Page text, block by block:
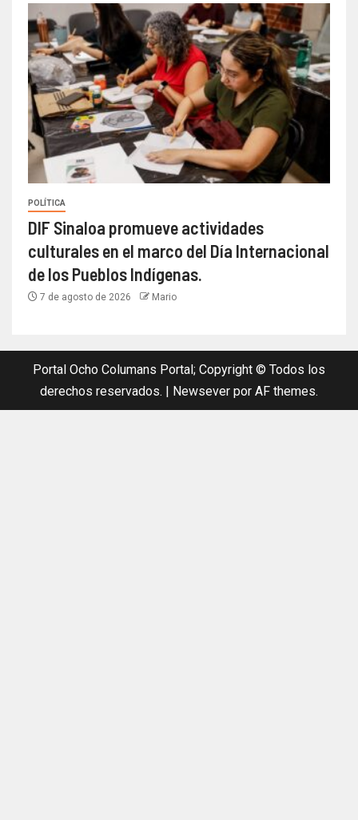
POLÍTICA
DIF Sinaloa promueve actividades
culturales en el marco del Día Internacional
de los Pueblos Indígenas.
7 de agosto de 2026 Mario
Portal Ocho Columans Portal; Copyright © Todos los
derechos reservados. | Newsever por AF themes.